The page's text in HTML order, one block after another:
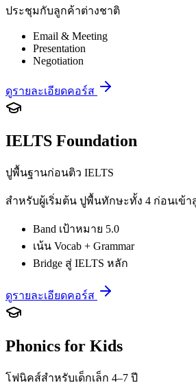
ประชุมกับลูกค้าต่างชาติ
Email & Meeting
Presentation
Negotiation
ดูรายละเอียดคอร์ส
IELTS Foundation
ปูพื้นฐานก่อนติว IELTS
สำหรับผู้เริ่มต้น ปูพื้นทักษะทั้ง 4 ก่อนเข้า
Band เป้าหมาย 5.0
เน้น Vocab + Grammar
Bridge สู่ IELTS หลัก
ดูรายละเอียดคอร์ส
Phonics for Kids
โฟนิคส์สำหรับเด็กเล็ก 4–7 ปี